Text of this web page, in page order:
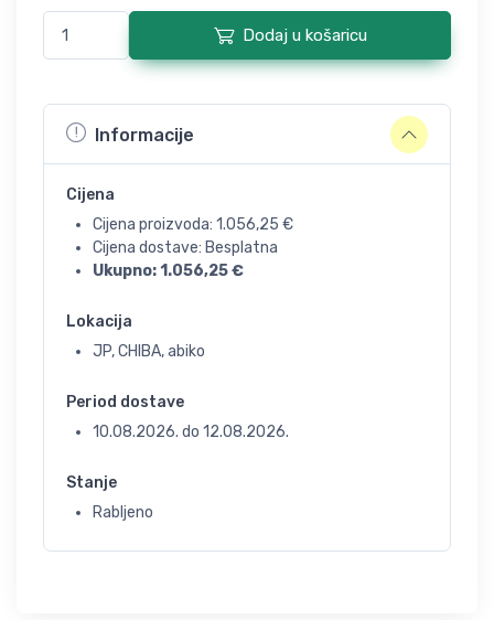
Dodaj u košaricu
Informacije
Cijena
Cijena proizvoda: 1.056,25 €
Cijena dostave: Besplatna
Ukupno:1.056,25€
Lokacija
JP, CHIBA, abiko
Period dostave
10.08.2026. do 12.08.2026.
Stanje
Rabljeno